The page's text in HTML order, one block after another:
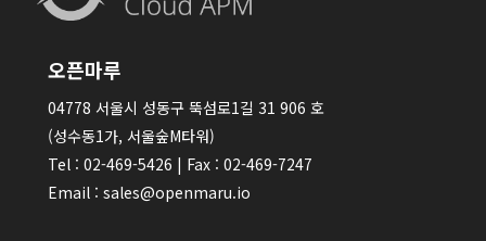
오픈마루
04778 서울시 성동구 뚝섬로1길 31 906 호
(성수동1가, 서울숲M타워)
Tel : 02-469-5426 | Fax : 02-469-7247
Email : sales@openmaru.io